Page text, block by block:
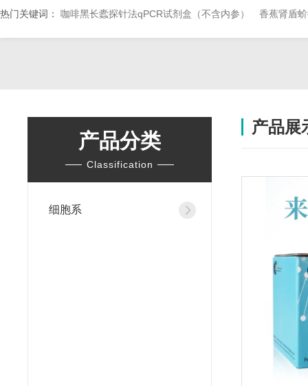
热门关键词： 咖啡黑长蠹探针法qPCR试剂盒（不含内参） 香蕉肾盾
产品分类
Classification
细胞系
产品展